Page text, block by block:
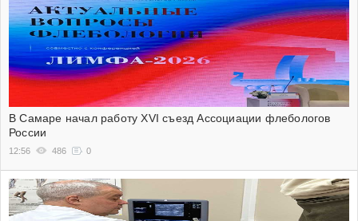
В Самаре начал работу XVI съезд Ассоциации флебологов
России
12:56 486 0